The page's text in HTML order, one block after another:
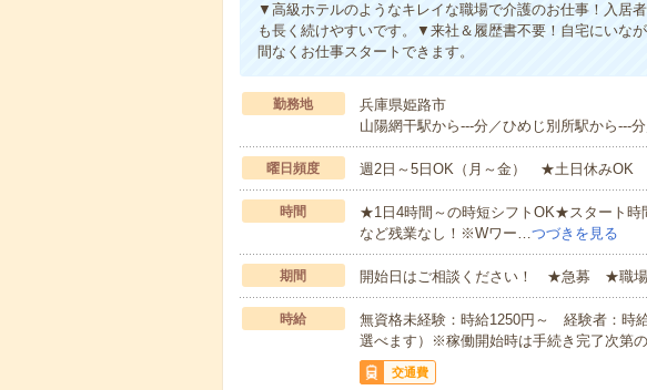
▼高級ホテルのようなキレイな職場で介護のお仕事！入居
も長く続けやすいです。▼来社＆履歴書不要！自宅にいな
間なくお仕事スタートできます。
勤務地
兵庫県姫路市
山陽網干駅から---分／ひめじ別所駅から---
曜日頻度 週2日～5日OK（月～金） ★土日休みOK
時間
★1日4時間～の時短シフトOK★スタート時
など残業なし！※Wワー…つづきを見る
期間 開始日はご相談ください！ ★急募 ★職場
時給
無資格未経験：時給1250円～ 経験者：時
選べます）※稼働開始時は手続き完了次第の
交通費